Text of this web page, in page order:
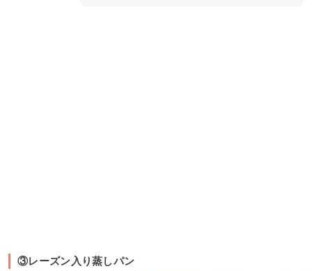
③レーズン入り蒸しパン